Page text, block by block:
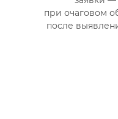
при очаговом
после